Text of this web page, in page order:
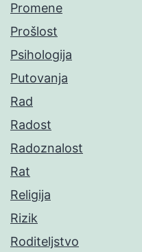
Promene
Prošlost
Psihologija
Putovanja
Rad
Radost
Radoznalost
Rat
Religija
Rizik
Roditeljstvo